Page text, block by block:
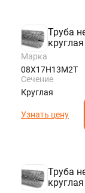
Труба
круглая
Марка
08Х17Н13М2Т
Сечение
Круглая
Узнать цену
Труба
круглая